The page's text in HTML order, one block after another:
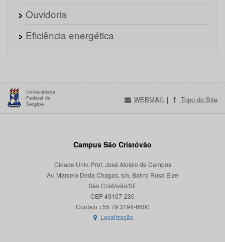
Ouvidoria
Eficiência energética
WEBMAIL | Topo do Site
Campus São Cristóvão
Cidade Univ. Prof. José Aloísio de Campos
Av. Marcelo Deda Chagas, s/n, Bairro Rosa Elze
São Cristóvão/SE
CEP 49107-230
Localização